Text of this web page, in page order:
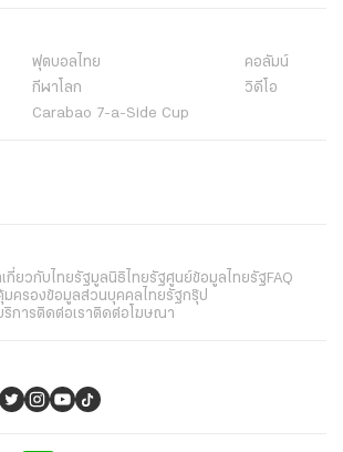
ฟุตบอลไทย
คอลัมน์
กีฬาโลก
วิดีโอ
Carabao 7-a-Side Cup
เกี่ยวกับไทยรัฐมูลนิธิไทยรัฐศูนย์ข้อมูลไทยรัฐFAQ
มครองข้อมูลส่วนบุคคลไทยรัฐกรุ๊ป
ริการติดต่อเราติดต่อโฆษณา